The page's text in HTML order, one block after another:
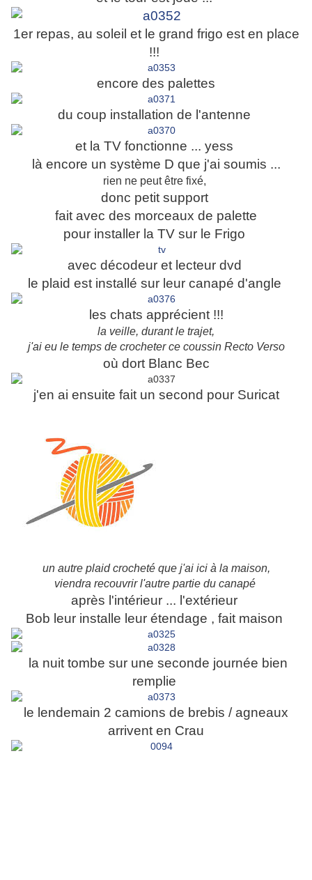
1er repas, au soleil et le grand frigo est en place
!!!
encore des palettes
du coup installation de l'antenne
et la TV fonctionne ... yess
là encore un système D que j'ai soumis ...
rien ne peut être fixé,
donc petit support
fait avec des morceaux de palette
pour installer la TV sur le Frigo
avec décodeur et lecteur dvd
le plaid est installé sur leur canapé d'angle
les chats apprécient !!!
la veille, durant le trajet,
j'ai eu le temps de crocheter ce coussin Recto Verso
où dort Blanc Bec
j'en ai ensuite fait un second pour Suricat
un autre plaid crocheté que j'ai ici à la maison,
viendra recouvrir l'autre partie du canapé
après l'intérieur ... l'extérieur
Bob leur installe leur étendage , fait maison
la nuit tombe sur une seconde journée bien
remplie
le lendemain 2 camions de brebis / agneaux
arrivent en Crau